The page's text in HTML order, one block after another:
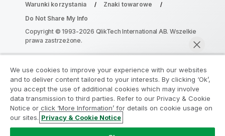
Rozmawiaj teraz
Warunki korzystania
Znaki towarowe
Do Not Share My Info
Copyright © 1993-2026 QlikTech International AB. Wszelkie
prawa zastrzeżone.
Dołącz do Programu Modernizacji
Analityki
Przeprowadź modernizację bez szkody dla Twoich
cennych aplikacji QlikView za pomocą programu
Analytics Modernization Program.
We use cookies to improve your experience with our websites
and to deliver content tailored to your interests. By clicking ‘Ok’,
you accept the use of additional cookies which may involve
data transmission to third parties. Refer to our Privacy & Cookie
Notice or click ‘More Information’ for details on cookie usage on
our sites. Privacy & Cookie Notice